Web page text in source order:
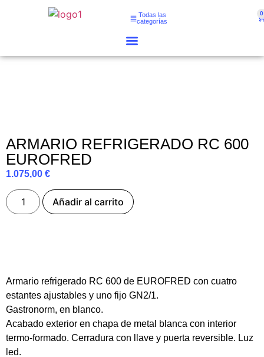
Todas las
categorías
0
ARMARIO REFRIGERADO RC 600
EUROFRED
1.075,00 €
Añadir al carrito
Armario refrigerado RC 600 de EUROFRED con cuatro
estantes ajustables y uno fijo GN2/1.
Gastronorm, en blanco.
Acabado exterior en chapa de metal blanca con interior
termo-formado. Cerradura con llave y puerta reversible. Luz
led.